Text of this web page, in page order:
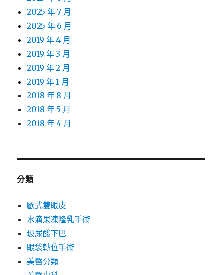
2025 年 7 月
2025 年 6 月
2019 年 4 月
2019 年 3 月
2019 年 2 月
2019 年 1 月
2018 年 8 月
2018 年 5 月
2018 年 4 月
分類
歐式雙眼皮
水滴果凍隆乳手術
玻尿酸下巴
眼袋轉位手術
美醫分類